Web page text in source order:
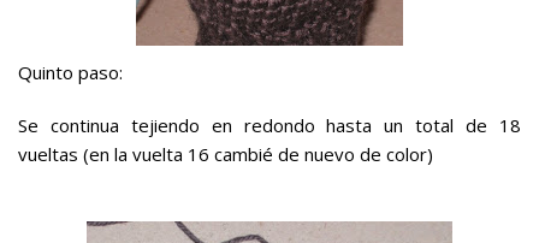
Quinto paso:
Se continua tejiendo en redondo hasta un total de 18
vueltas (en la vuelta 16 cambié de nuevo de color)